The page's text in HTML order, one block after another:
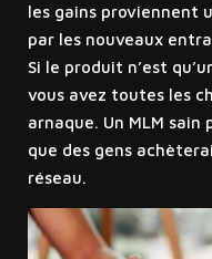
les gains proviennent
par les nouveaux
Si le produit n’est
vous avez toutes les
arnaque. Un MLM
que des gens
réseau.